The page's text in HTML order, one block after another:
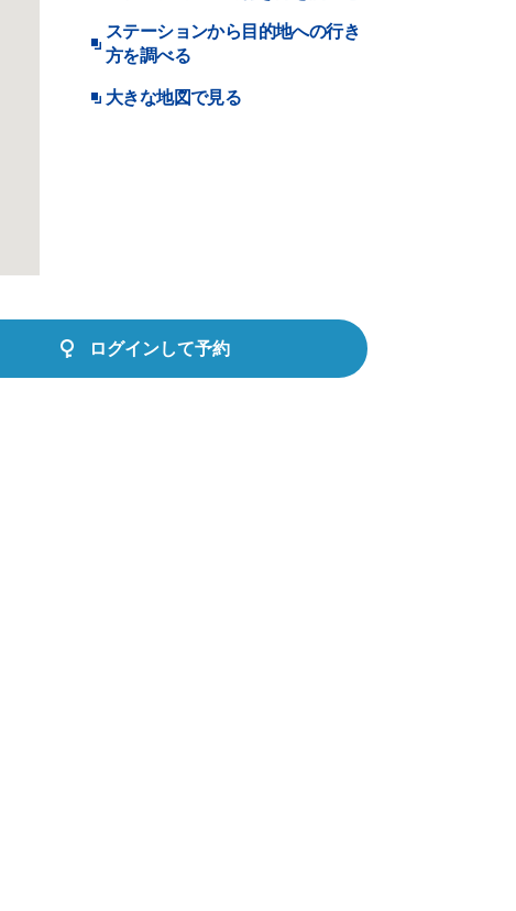
ステーションから目的地への行き
方を調べる
大きな地図で見る
ログインして予約